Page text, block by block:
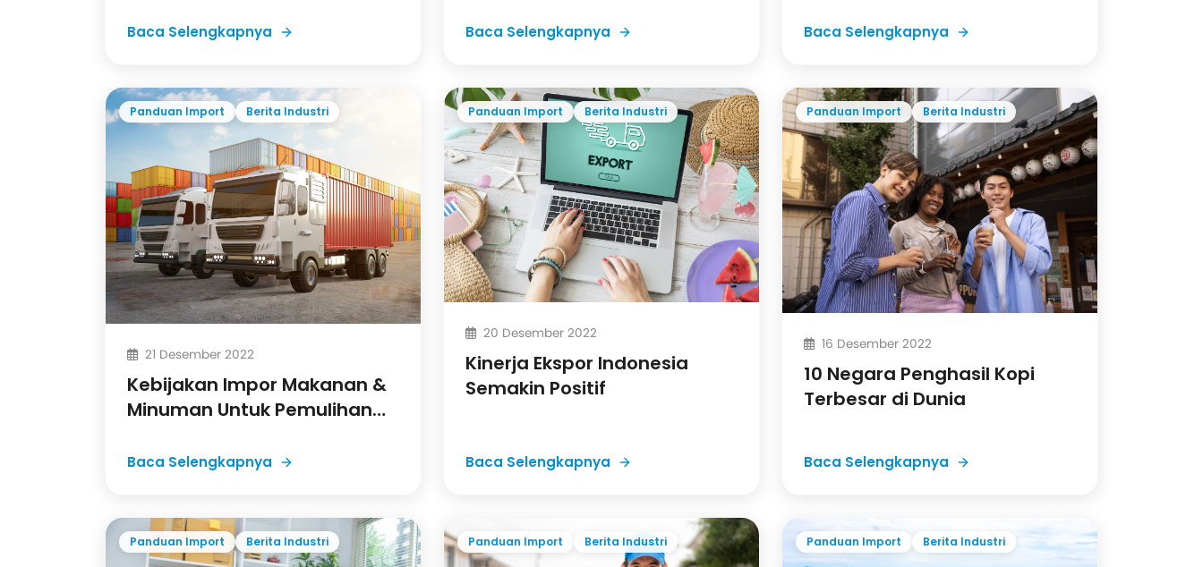
Baca Selengkapnya Baca Selengkapnya Baca Selengkapnya
Panduan Import Berita Industri
21 Desember 2022
Kebijakan Impor Makanan &
Minuman Untuk Pemulihan
Baca Selengkapnya
Panduan Import Berita Industri
20 Desember 2022
Kinerja Ekspor Indonesia
Semakin Positif
Baca Selengkapnya
Panduan Import Berita Industri
16 Desember 2022
10 Negara Penghasil Kopi
Terbesar di Dunia
Baca Selengkapnya
Panduan Import Berita Industri Panduan Import Berita Industri Panduan Import Berita Industri